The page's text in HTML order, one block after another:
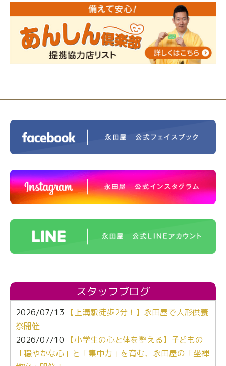
人形供養 寄付のご報告
2023/12/16終活なるほど教室＠小さな家族葬ハウ
ス®上鶴間 エンディングノートを書いてみよう！
2023/11/29 永田屋創業110周年記念式典 レンブラ
ントホテル東京町田
スタッフブログ
2026/07/13
【上溝駅徒歩2分！】永田屋で人形供養
祭開催
2026/07/10
【小学生の心と体を整える】子どもの
「穏やかな心」と「集中力」を育む、永田屋の「坐禅